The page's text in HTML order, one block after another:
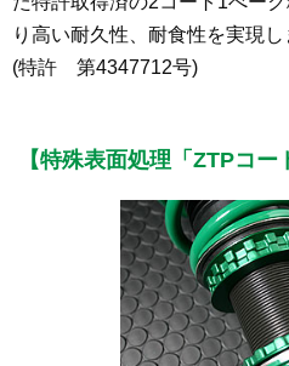
り高い耐久性、耐食性を実現し
(特許 第4347712号)
【特殊表面処理「ZTPコー